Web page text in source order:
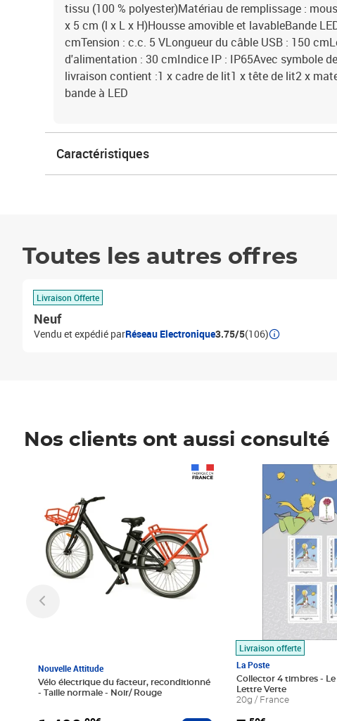
tissu (100 % polyester)Matériau de remplissage :
x 5 cm (l x L x H)Housse amovible et lavableBande
cmTension : c.c. 5 VLongueur du câble USB : 150
d'alimentation : 30 cmIndice IP : IP65Avec symbole
livraison contient :1 x cadre de lit1 x tête de lit2 x
bande à LED
Caractéristiques
Toutes les autres offres
Livraison Offerte
Neuf
Vendu et expédié parRéseau Electronique3.75/5(106)
Nos clients ont aussi consulté
Nouvelle Attitude
Vélo électrique du facteur, reconditionné
- Taille normale - Noir/ Rouge
Livraison offerte
La Poste
Collector 4 timbres -
Lettre Verte
20g / France
Prix 7,50€